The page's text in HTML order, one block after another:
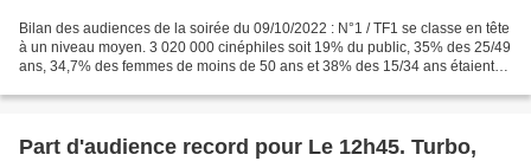
Bilan des audiences de la soirée du 09/10/2022 : N°1 / TF1 se classe en tête
à un niveau moyen. 3 020 000 cinéphiles soit 19% du public, 35% des 25/49
ans, 34,7% des femmes de moins de 50 ans et 38% des 15/34 ans étaient
Part d'audience record pour Le 12h45. Turbo,